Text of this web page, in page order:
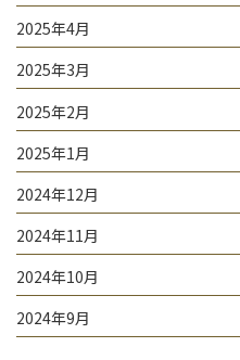
2025年4月
2025年3月
2025年2月
2025年1月
2024年12月
2024年11月
2024年10月
2024年9月